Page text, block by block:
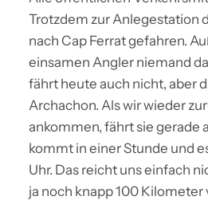
Trotzdem zur Anlegestation
nach Cap Ferrat gefahren.
einsamen Angler niemand
fährt heute auch nicht, aber
Archachon. Als wir wieder
ankommen, fährt sie gerade
kommt in einer Stunde und
Uhr. Das reicht uns einfach
ja noch knapp 100 Kilometer